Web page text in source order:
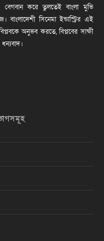
বেগবান করে তুলতেই বাংলা মুভি
বাংলাদেশী সিনেমা ইন্ডাস্ট্রির এই
অনুভব করতে, বিপ্লবের সাক্ষী